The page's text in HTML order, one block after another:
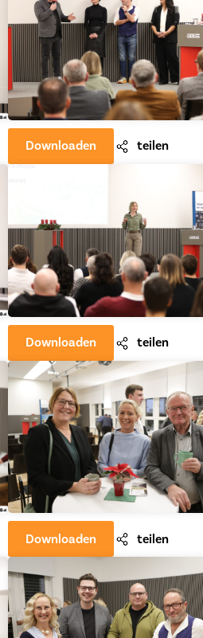
Downloaden teilen
Downloaden teilen
Downloaden teilen